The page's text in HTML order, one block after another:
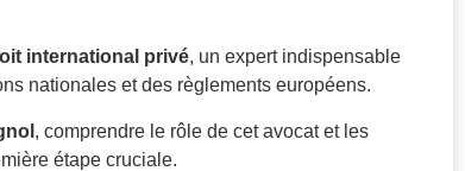
international privé, un expert indispensable
nationales et des règlements européens.
, comprendre le rôle de cet avocat et les
étape cruciale.